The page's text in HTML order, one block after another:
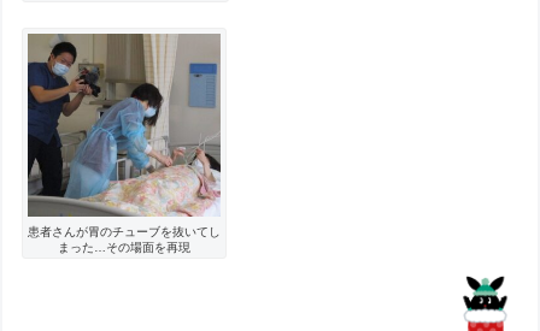
患者さんが胃のチューブを抜いてし
まった…その場面を再現